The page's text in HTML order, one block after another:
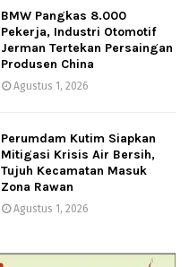
BMW Pangkas 8.000
Pekerja, Industri Otomotif
Jerman Tertekan Persaingan
Produsen China
Agustus 1, 2026
Perumdam Kutim Siapkan
Mitigasi Krisis Air Bersih,
Tujuh Kecamatan Masuk
Zona Rawan
Agustus 1, 2026